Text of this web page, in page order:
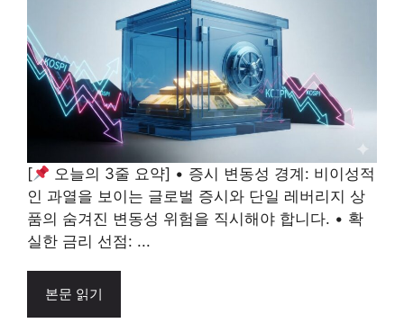
[
오늘의 3줄 요약] • 증시 변동성 경계: 비이성적
인 과열을 보이는 글로벌 증시와 단일 레버리지 상
품의 숨겨진 변동성 위험을 직시해야 합니다. • 확
실한 금리 선점: ...
본문 읽기